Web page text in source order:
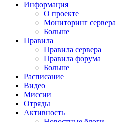
Информация
О проекте
Мониторинг сервера
Больше
Правила
Правила сервера
Правила форума
Больше
Расписание
Видео
Миссии
Отряды
Активность